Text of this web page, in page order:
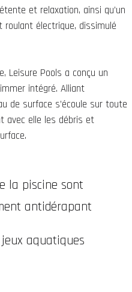
et relaxation, ainsi qu’un
roulant électrique, dissimulé
Leisure Pools a conçu un
intégré. Alliant
de surface s’écoule sur toute
avec elle les débris et
la piscine sont
antidérapant
aquatiques